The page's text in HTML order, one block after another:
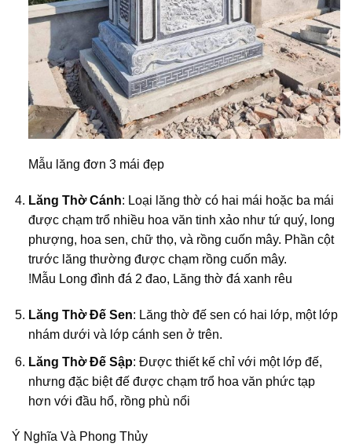
Mẫu lăng đơn 3 mái đẹp
Lăng Thờ Cánh: Loại lăng thờ có hai mái hoặc ba mái
được chạm trổ nhiều hoa văn tinh xảo như tứ quý, long
phượng, hoa sen, chữ thọ, và rồng cuốn mây. Phần cột
trước lăng thường được chạm rồng cuốn mây.
!Mẫu Long đình đá 2 đao, Lăng thờ đá xanh rêu
Lăng Thờ Đế Sen: Lăng thờ đế sen có hai lớp, một lớp
nhám dưới và lớp cánh sen ở trên.
Lăng Thờ Đế Sập: Được thiết kế chỉ với một lớp đế,
nhưng đặc biệt đế được chạm trổ hoa văn phức tạp
hơn với đầu hổ, rồng phù nổi
Ý Nghĩa Và Phong Thủy